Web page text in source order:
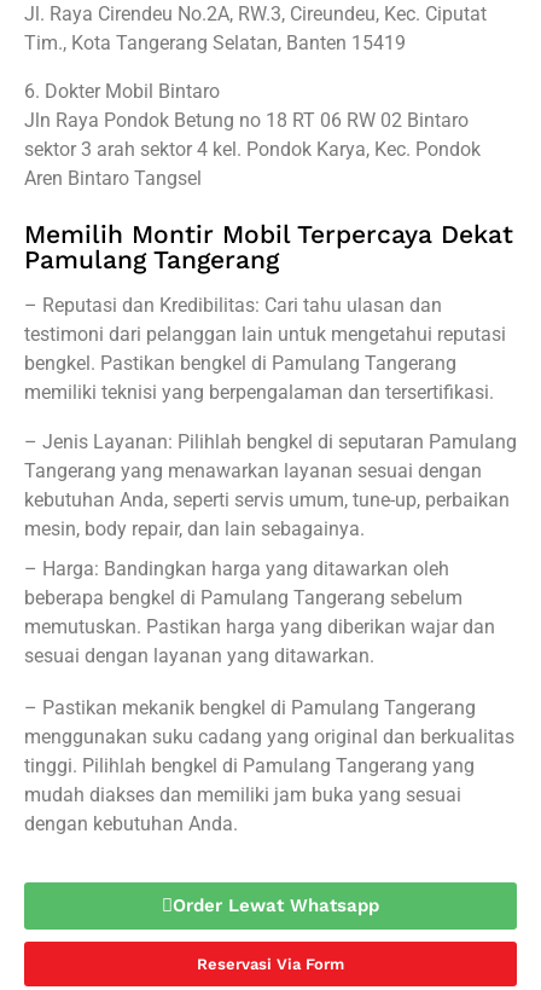
Jl. Raya Cirendeu No.2A, RW.3, Cireundeu, Kec. Ciputat
Tim., Kota Tangerang Selatan, Banten 15419
6. Dokter Mobil Bintaro
Jln Raya Pondok Betung no 18 RT 06 RW 02 Bintaro
sektor 3 arah sektor 4 kel. Pondok Karya, Kec. Pondok
Aren Bintaro Tangsel
Memilih Montir Mobil Terpercaya Dekat
Pamulang Tangerang
– Reputasi dan Kredibilitas: Cari tahu ulasan dan
testimoni dari pelanggan lain untuk mengetahui reputasi
bengkel. Pastikan bengkel di Pamulang Tangerang
memiliki teknisi yang berpengalaman dan tersertifikasi.
– Jenis Layanan: Pilihlah bengkel di seputaran Pamulang
Tangerang yang menawarkan layanan sesuai dengan
kebutuhan Anda, seperti servis umum, tune-up, perbaikan
mesin, body repair, dan lain sebagainya.
– Harga: Bandingkan harga yang ditawarkan oleh
beberapa bengkel di Pamulang Tangerang sebelum
memutuskan. Pastikan harga yang diberikan wajar dan
sesuai dengan layanan yang ditawarkan.
– Pastikan mekanik bengkel di Pamulang Tangerang
menggunakan suku cadang yang original dan berkualitas
tinggi. Pilihlah bengkel di Pamulang Tangerang yang
mudah diakses dan memiliki jam buka yang sesuai
dengan kebutuhan Anda.
Order Lewat Whatsapp
Reservasi Via Form